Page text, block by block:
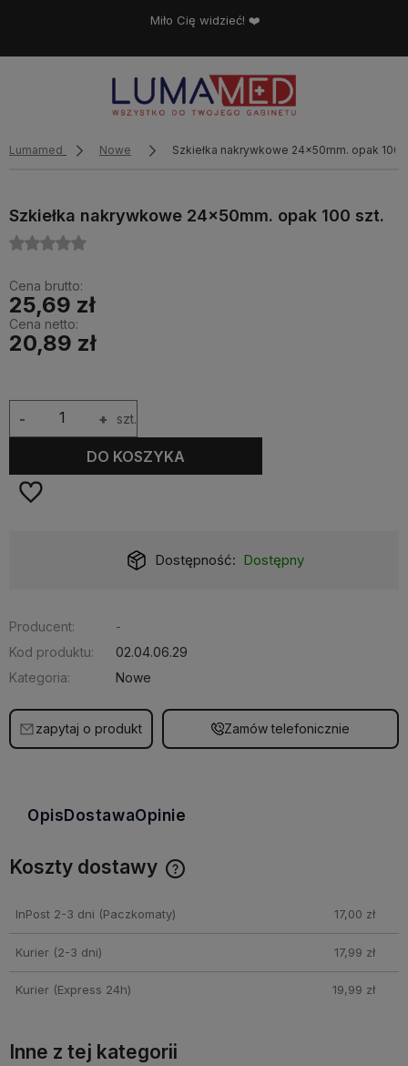
Miło Cię widzieć! ❤️
Lumamed Nowe Szkiełka nakrywkowe 24x50mm. opak 100
Szkiełka nakrywkowe 24x50mm. opak 100 szt.
Cena brutto:
25,69 zł
Cena netto:
20,89 zł
+
- szt.
DO KOSZYKA
Dostępność: Dostępny
Producent:
-
Kod produktu:
02.04.06.29
Kategoria:
Nowe
zapytaj o produkt Zamów telefonicznie
Opis DostawaOpinie
Koszty dostawy
InPost 2-3 dni (Paczkomaty) 17,00 zł
Kurier (2-3 dni) 17,99 zł
Kurier (Express 24h) 19,99 zł
Inne z tej kategorii